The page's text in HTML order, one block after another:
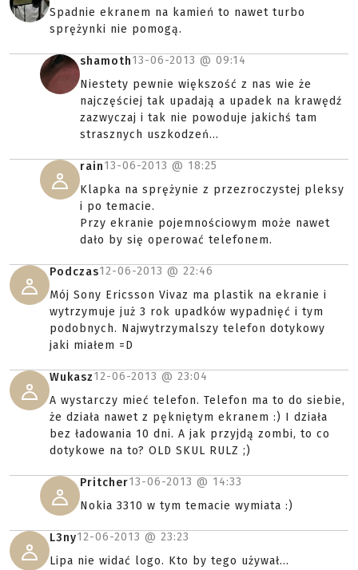
Spadnie ekranem na kamień to nawet turbo
sprężynki nie pomogą.
shamoth13-06-2013 @ 09:14
Niestety pewnie większość z nas wie że
najczęściej tak upadają a upadek na krawędź
zazwyczaj i tak nie powoduje jakichś tam
strasznych uszkodzeń...
rain13-06-2013 @ 18:25
Klapka na sprężynie z przezroczystej pleksy
i po temacie.
Przy ekranie pojemnościowym może nawet
dało by się operować telefonem.
Podczas12-06-2013 @ 22:46
Mój Sony Ericsson Vivaz ma plastik na ekranie i
wytrzymuje już 3 rok upadków wypadnięć i tym
podobnych. Najwytrzymalszy telefon dotykowy
jaki miałem =D
Wukasz12-06-2013 @ 23:04
A wystarczy mieć telefon. Telefon ma to do siebie,
że działa nawet z pękniętym ekranem :) I działa
bez ładowania 10 dni. A jak przyjdą zombi, to co
dotykowe na to? OLD SKUL RULZ ;)
Pritcher13-06-2013 @ 14:33
Nokia 3310 w tym temacie wymiata :)
L3ny12-06-2013 @ 23:23
Lipa nie widać logo. Kto by tego używał...